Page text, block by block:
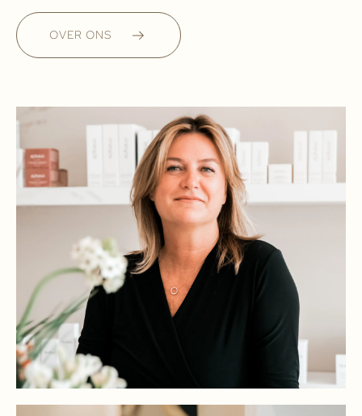
OVER ONS